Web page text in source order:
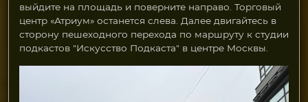
выйдите на площадь и поверните направо. Торговый
центр «Атриум» останется слева. Далее двигайтесь в
сторону пешеходного перехода по маршруту к студии
подкастов "Искусство Подкаста" в центре Москвы.